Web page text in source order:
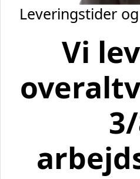
Leveringstider
Vi